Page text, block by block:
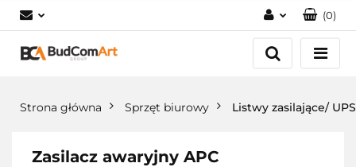
Zaloguj się
(0)
Strona główna Sprzęt biurowy Listwy zasilające/ UPS
Zasilacz awaryjny APC